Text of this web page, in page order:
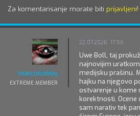
Za komentarisanje morate biti prijavljeni!
marcobobby
EXTREME MEMBER
22.07.2026. 17:56
Uwe Boll, taj
najnovijim
medijsku prašinu.
hajku na njegovo
ostvarenje u kome
korektnosti. Ocene
sam narativ tek